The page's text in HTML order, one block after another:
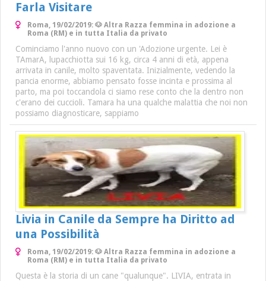
Farla Visitare
Roma, 19/02/2019: 🐶 Altra Razza femmina in adozione a
Roma (RM) e in tutta Italia da privato
Cominciamo l'anno nuovo con un 'Adozione urgente. Lei è
TAmarA, lupacchiotta sui 16 kg, circa 4 anni di età, appena
arrivata in canile, molto spaventata. Inizialmente, vedendo la
pancia enorme, abbiamo pensato fosse incinta e prossima al
parto, ma poi toccandola ci siamo rese conto che la dentro non
c'erano dei cuccioli. Tamara ha una qualche malattia che noi non
possiamo diagnosticare, sappiamo
Livia in Canile da Sempre ha Diritto ad
una Possibilità
Roma, 19/02/2019: 🐶 Altra Razza femmina in adozione a
Roma (RM) e in tutta Italia da privato
Questa è la storia di un cane "qualunque". LIVIA, entrata in